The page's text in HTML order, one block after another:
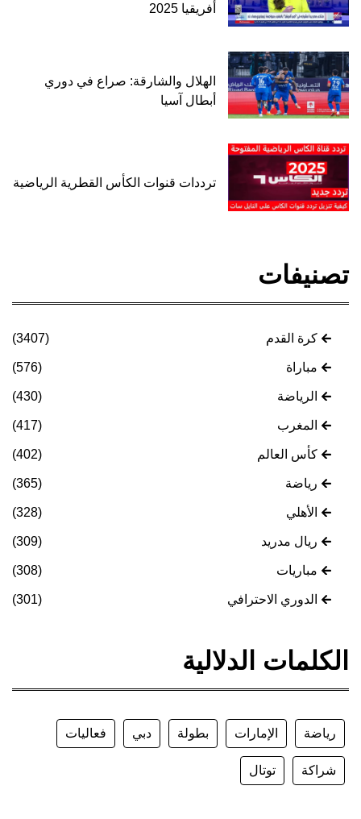
أفريقيا 2025
الهلال والشارقة: صراع في دوري
أبطال آسيا
ترددات قنوات الكأس القطرية الرياضية
تصنيفات
كرة القدم (3407)
مباراة (576)
الرياضة (430)
المغرب (417)
كأس العالم (402)
رياضة (365)
الأهلي (328)
ريال مدريد (309)
مباريات (308)
الدوري الاحترافي (301)
الكلمات الدلالية
رياضة الإمارات بطولة دبي فعاليات
شراكة توتال